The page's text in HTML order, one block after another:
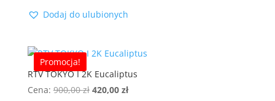
wynosiła:wynosi:
Dodaj do ulubionych
Promocja!
RTV TOKYO I 2K Eucaliptus
Cena: 900,00zł Pierwotna
420,00 złAktualna